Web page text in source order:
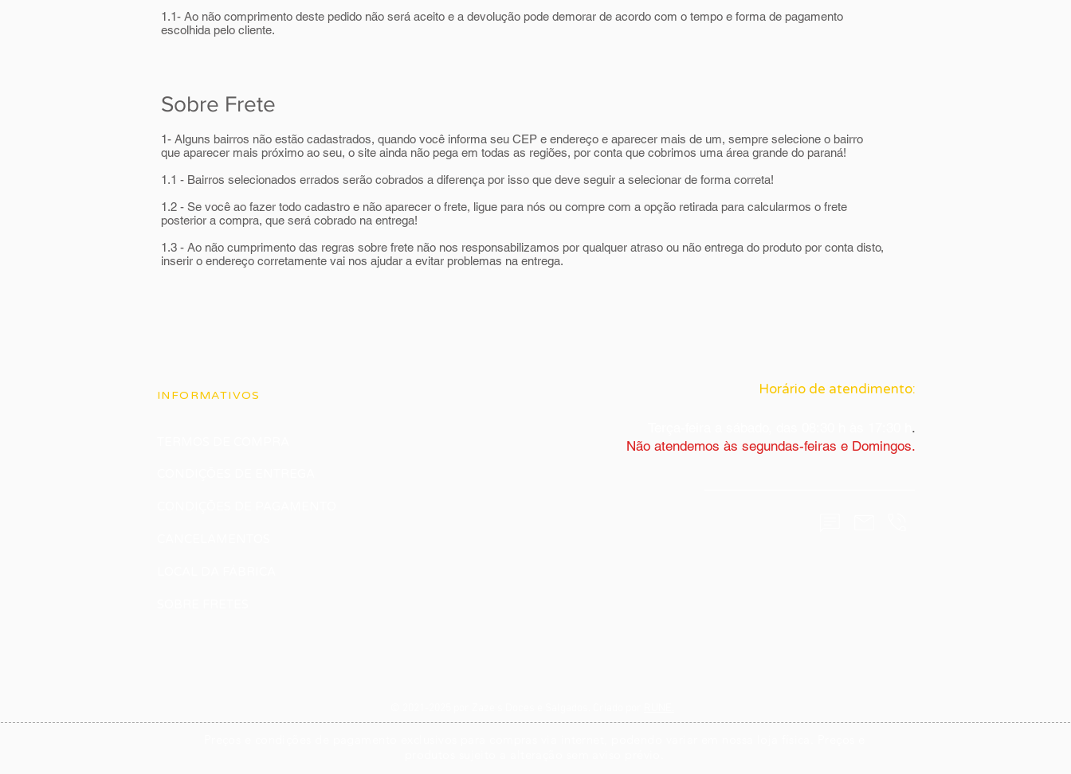
1.1- Ao não comprimento deste pedido não será aceito e a devolução pode demorar de acordo com o tempo e forma de pagamento
escolhida pelo cliente.
Sobre Frete
1- Alguns bairros não estão cadastrados, quando você informa seu CEP e endereço e aparecer mais de um, sempre selecione o bairro
que aparecer mais próximo ao seu, o site ainda não pega em todas as regiões, por conta que cobrimos uma área grande do paraná!
1.1 - Bairros selecionados errados serão cobrados a diferença por isso que deve seguir a selecionar de forma correta!
1.2 - Se você ao fazer todo cadastro e não aparecer o frete, ligue para nós ou compre com a opção retirada para calcularmos o frete
posterior a compra, que será cobrado na entrega!
1.3 - Ao não cumprimento das regras sobre frete não nos responsabilizamos por qualquer atraso ou não entrega do produto por conta disto,
inserir o endereço corretamente vai nos ajudar a evitar problemas na entrega.
INFORMATIVOS Horário de atendimento:
.
Não atendemos às segundas-feiras e Domingos.